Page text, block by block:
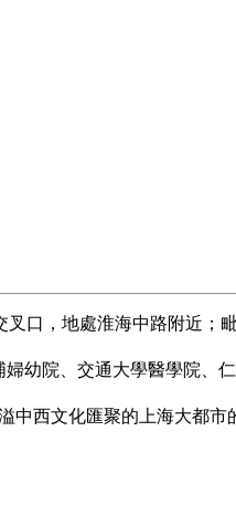
叉口，地處淮海中路附近；
幼院、交通大學醫學院、
西文化匯聚的上海大都市